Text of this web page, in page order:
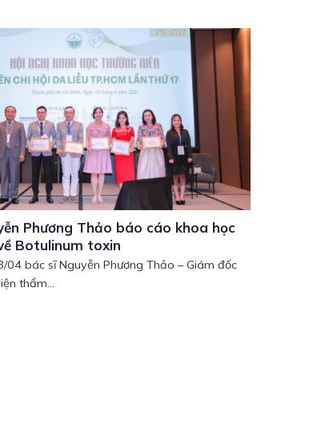
Phương Thảo báo cáo khoa học
Botulinum toxin
04 bác sĩ Nguyễn Phương Thảo – Giám đốc
thẩm...